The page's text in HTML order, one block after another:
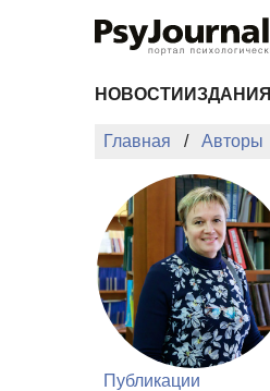
НОВОСТИ ИЗДАНИЯ
Главная Авторы
Публикации